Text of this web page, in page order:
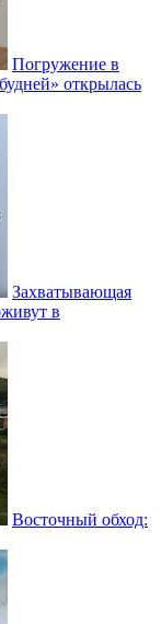
Погружение в
открылась
Захватывающая
в
Восточный обход: